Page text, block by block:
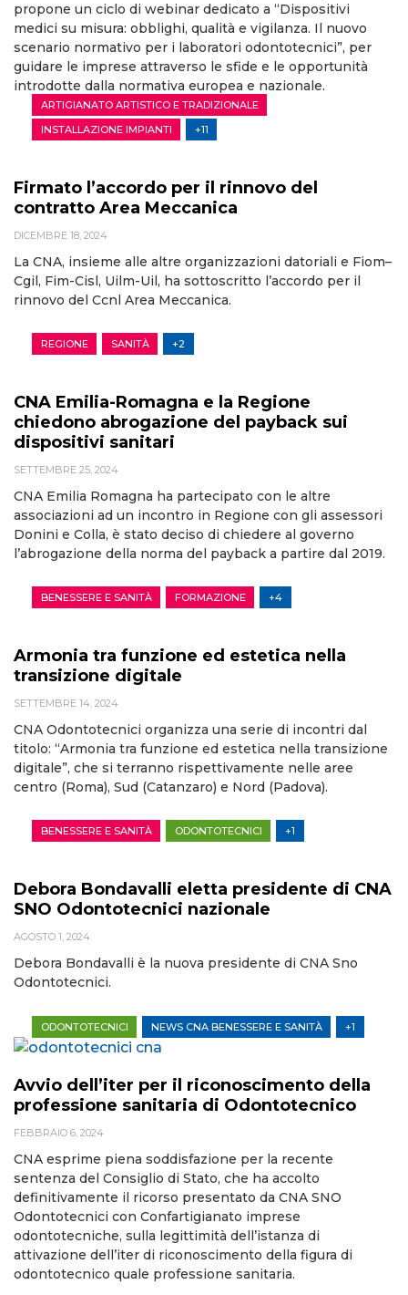
propone un ciclo di webinar dedicato a “Dispositivi
medici su misura: obblighi, qualità e vigilanza. Il nuovo
scenario normativo per i laboratori odontotecnici”, per
guidare le imprese attraverso le sfide e le opportunità
introdotte dalla normativa europea e nazionale.
ARTIGIANATO ARTISTICO E TRADIZIONALE
INSTALLAZIONE IMPIANTI
+11
Firmato l’accordo per il rinnovo del
contratto Area Meccanica
DICEMBRE 18, 2024
La CNA, insieme alle altre organizzazioni datoriali e Fiom–
Cgil, Fim-Cisl, Uilm-Uil, ha sottoscritto l’accordo per il
rinnovo del Ccnl Area Meccanica.
REGIONE SANITÀ +2
CNA Emilia-Romagna e la Regione
chiedono abrogazione del payback sui
dispositivi sanitari
SETTEMBRE 25, 2024
CNA Emilia Romagna ha partecipato con le altre
associazioni ad un incontro in Regione con gli assessori
Donini e Colla, è stato deciso di chiedere al governo
l’abrogazione della norma del payback a partire dal 2019.
BENESSERE E SANITÀ FORMAZIONE +4
Armonia tra funzione ed estetica nella
transizione digitale
SETTEMBRE 14, 2024
CNA Odontotecnici organizza una serie di incontri dal
titolo: “Armonia tra funzione ed estetica nella transizione
digitale”, che si terranno rispettivamente nelle aree
centro (Roma), Sud (Catanzaro) e Nord (Padova).
BENESSERE E SANITÀ ODONTOTECNICI +1
Debora Bondavalli eletta presidente di CNA
SNO Odontotecnici nazionale
AGOSTO 1, 2024
Debora Bondavalli è la nuova presidente di CNA Sno
Odontotecnici.
ODONTOTECNICI NEWS CNA BENESSERE E SANITÀ +1
Avvio dell’iter per il riconoscimento della
professione sanitaria di Odontotecnico
FEBBRAIO 6, 2024
CNA esprime piena soddisfazione per la recente
sentenza del Consiglio di Stato, che ha accolto
definitivamente il ricorso presentato da CNA SNO
Odontotecnici con Confartigianato imprese
odontotecniche, sulla legittimità dell’istanza di
attivazione dell’iter di riconoscimento della figura di
odontotecnico quale professione sanitaria.